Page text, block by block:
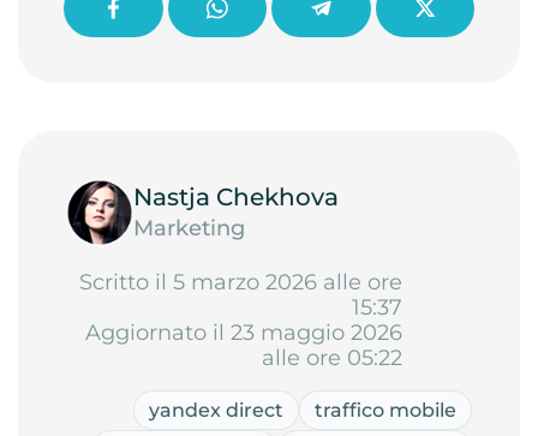
Nastja Chekhova
Marketing
Scritto il 5 marzo 2026 alle ore
15:37
Aggiornato il 23 maggio 2026
alle ore 05:22
yandex direct
traffico mobile